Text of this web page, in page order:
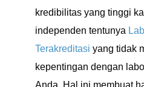
kredibilitas yang tinggi
independen tentunya
Terakreditasi yang tidak
kepentingan dengan
Anda. Hal ini membuat